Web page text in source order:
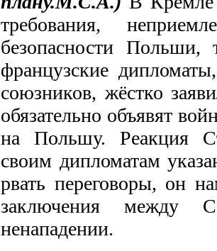
требования,
безопасности
французские
союзни­ков, жёстко
обязательно объявят
на Польшу. Реак­ция
своим дипломатам
рвать переговоры, он
заключения между
ненападении.